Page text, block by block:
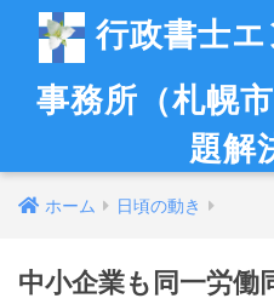
行政書士エ
事務所（札幌
題解
ホーム 日頃の動き
中小企業も同一労働